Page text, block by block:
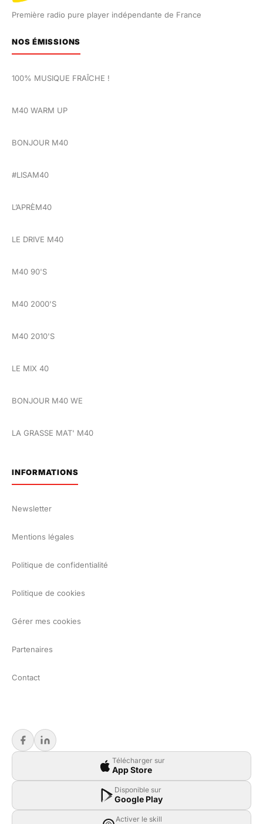
Première radio pure player indépendante de France
NOS ÉMISSIONS
100% MUSIQUE FRAÎCHE !
M40 WARM UP
BONJOUR M40
#LISAM40
L’APRÈM40
LE DRIVE M40
M40 90'S
M40 2000'S
M40 2010'S
LE MIX 40
BONJOUR M40 WE
LA GRASSE MAT' M40
INFORMATIONS
Newsletter
Mentions légales
Politique de confidentialité
Politique de cookies
Gérer mes cookies
Partenaires
Contact
Télécharger sur
App Store
Disponible sur
Google Play
Activer le skill